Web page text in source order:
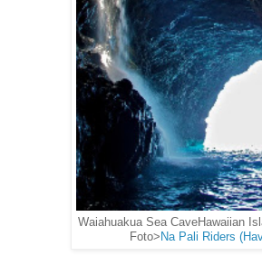
Waiahuakua Sea CaveHawaiian
Foto> Na Pali Riders